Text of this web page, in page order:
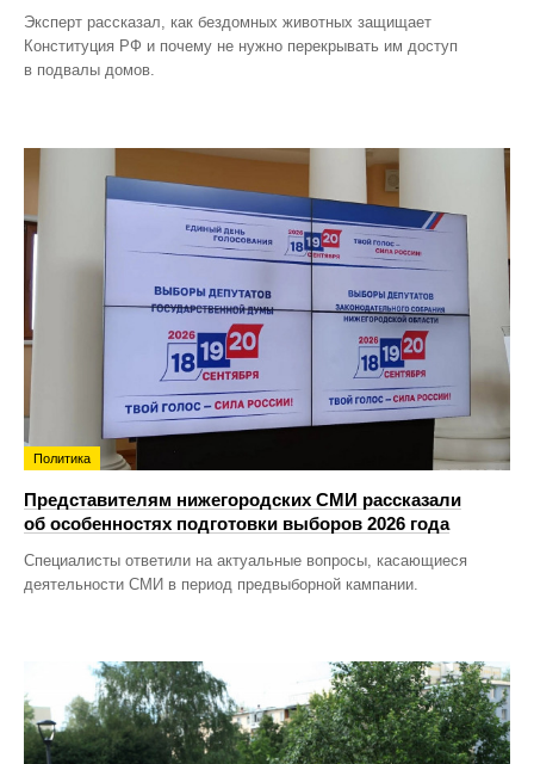
Эксперт рассказал, как бездомных животных защищает
Конституция РФ и почему не нужно перекрывать им доступ
в подвалы домов.
Политика
Представителям нижегородских СМИ рассказали
об особенностях подготовки выборов 2026 года
Специалисты ответили на актуальные вопросы, касающиеся
деятельности СМИ в период предвыборной кампании.